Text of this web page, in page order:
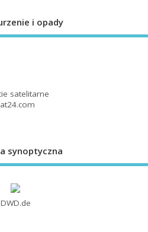
i opady
satelitarne
synoptyczna
DWD.de